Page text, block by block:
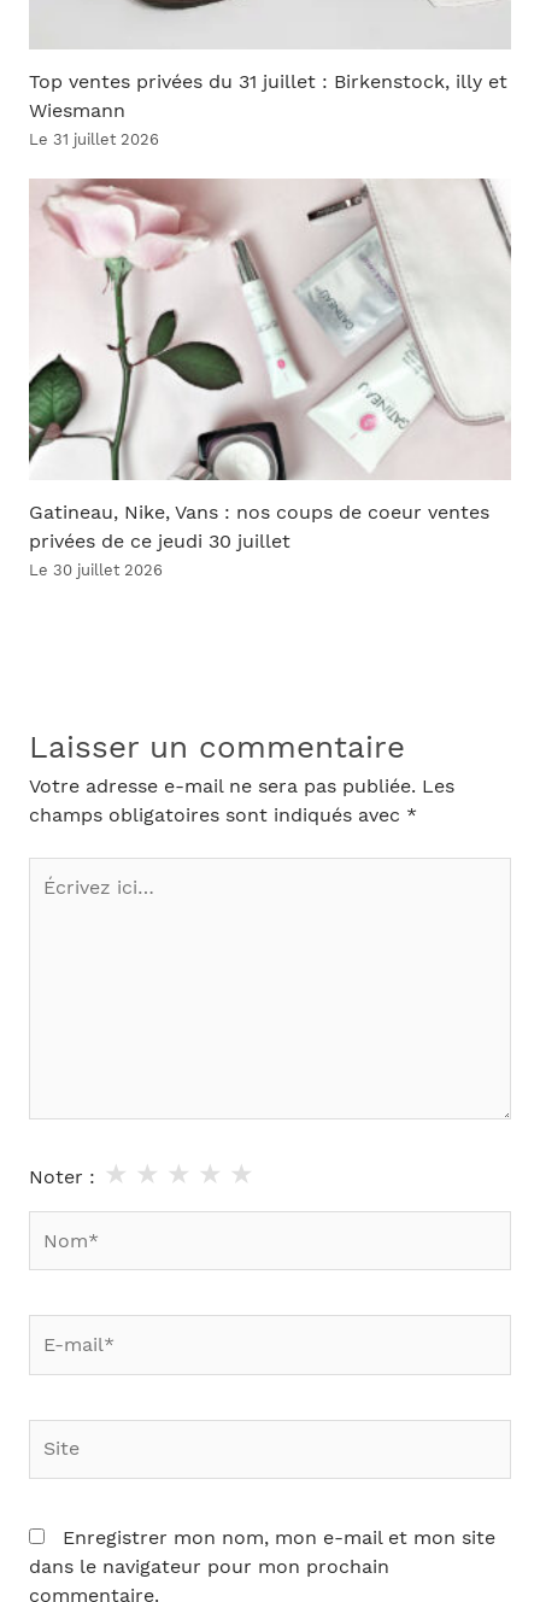
Top ventes privées du 31 juillet : Birkenstock, illy et
Wiesmann
Le 31 juillet 2026
Gatineau, Nike, Vans : nos coups de coeur ventes
privées de ce jeudi 30 juillet
Le 30 juillet 2026
Laisser un commentaire
Votre adresse e-mail ne sera pas publiée. Les
champs obligatoires sont indiqués avec *
Écrivez
ici…
Noter : ★
★
★
★
★
mail*
Enregistrer mon nom, mon e-mail et mon site
dans le navigateur pour mon prochain
commentaire.